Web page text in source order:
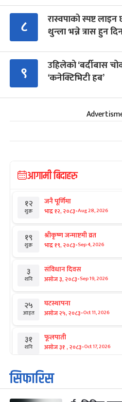
८
रास्वपाको स्पष्ट
थुन्ला भन्ने त्रास हुन
९
उहिलेको ‘बर्दीबास
‘कनेक्टिभिटी हब’
आगामी बिदाहरु
१२
शुक्र
जनै पूर्णिमा
भाद्र १२, २०८३-Aug 28, 2026
१९
शुक्र
श्रीकृष्ण जन्माष्टमी व्रत
भाद्र १९, २०८३-Sep 4, 2026
३
शनि
संविधान दिवस
असोज ३, २०८३-Sep 19, 2026
२५
आइत
घटस्थापना
असोज २५, २०८३-Oct 11, 2026
३१
शनि
फूलपाती
असोज ३१ , २०८३-Oct 17, 2026
१
आइत
कार्तिक सङ्क्रान्ति
कार्तिक १, २०८३
सिफारिस